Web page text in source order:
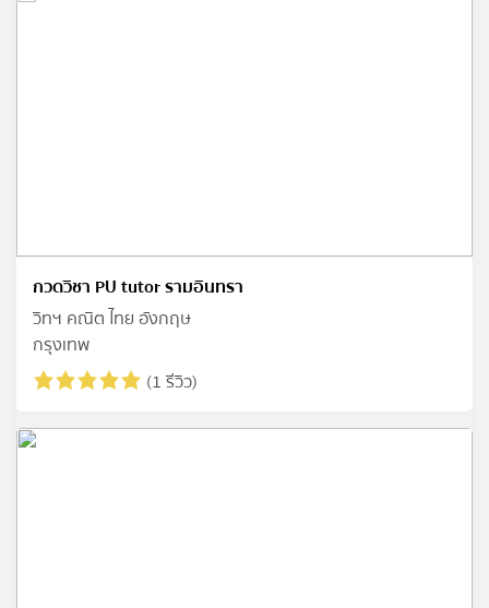
กวดวิชา PU tutor รามอินทรา
วิทฯ คณิต ไทย อังกฤษ
กรุงเทพ
(1 รีวิว)